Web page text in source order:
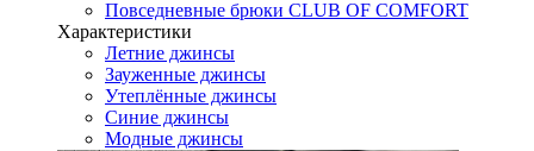
Повседневные брюки CLUB OF COMFORT
Характеристики
Летние джинсы
Зауженные джинсы
Утеплённые джинсы
Синие джинсы
Модные джинсы